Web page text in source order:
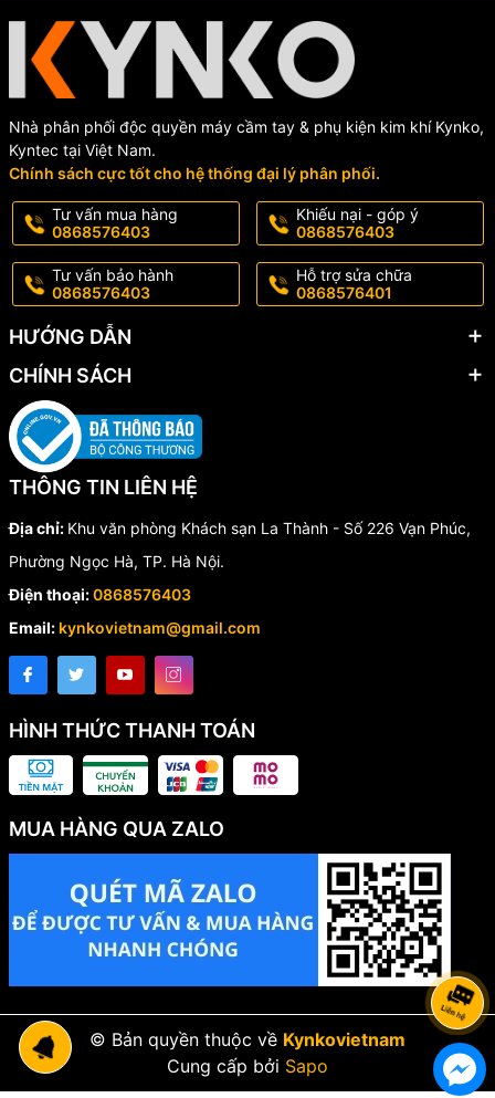
Nhà phân phối độc quyền máy cầm tay & phụ kiện kim khí Kynko,
Kyntec tại Việt Nam.
Chính sách cực tốt cho hệ thống đại lý phân phối.
Tư vấn mua hàng
0868576403
Khiếu nại - góp ý
0868576403
Tư vấn bảo hành
0868576403
Hỗ trợ sửa chữa
0868576401
HƯỚNG DẪN
CHÍNH SÁCH
THÔNG TIN LIÊN HỆ
Địa chỉ: Khu văn phòng Khách sạn La Thành - Số 226 Vạn Phúc,
Phường Ngọc Hà, TP. Hà Nội.
Điện thoại:0868576403
Email: kynkovietnam@gmail.com
HÌNH THỨC THANH TOÁN
MUA HÀNG QUA ZALO
© Bản quyền thuộc về Kynkovietnam
Cung cấp bởi Sapo